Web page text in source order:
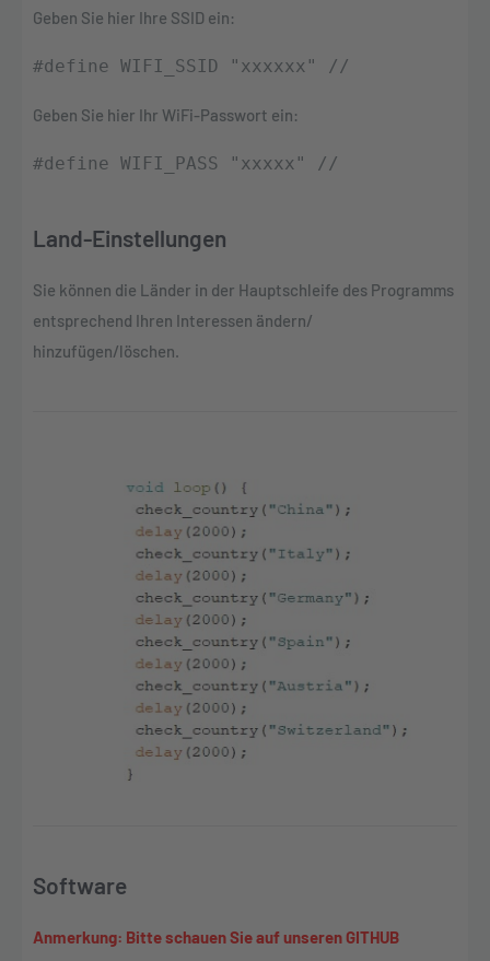
Geben Sie hier Ihre SSID ein:
#define WIFI_SSID "xxxxxx" //
Geben Sie hier Ihr WiFi-Passwort ein:
#define WIFI_PASS "xxxxx" //
Land-Einstellungen
Sie können die Länder in der Hauptschleife des Programms
entsprechend Ihren Interessen ändern/
hinzufügen/löschen.
Software
Anmerkung: Bitte schauen Sie auf unseren GITHUB